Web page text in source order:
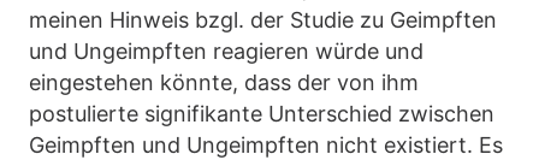
meinen Hinweis bzgl. der Studie zu Geimpften
und Ungeimpften reagieren würde und
eingestehen könnte, dass der von ihm
postulierte signifikante Unterschied zwischen
Geimpften und Ungeimpften nicht existiert. Es